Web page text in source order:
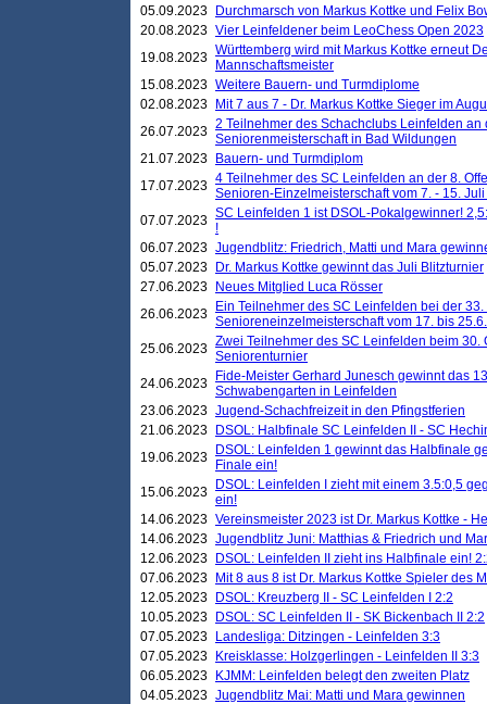
05.09.2023
Durchmarsch von Markus Kottke und Felix
20.08.2023 Vier Leinfeldener beim LeoChess Open 2023
19.08.2023 Württemberg wird mit Markus Kottke erneut
Mannschaftsmeister
15.08.2023 Weitere Bauern- und Turmdiplome
02.08.2023
Mit 7 aus 7 - Dr. Markus Kottke Sieger im
26.07.2023 2 Teilnehmer des Schachclubs Leinfelden an
Seniorenmeisterschaft in Bad Wildungen
21.07.2023
Bauern- und Turmdiplom
17.07.2023 4 Teilnehmer des SC Leinfelden an der 8.
Senioren-Einzelmeisterschaft vom 7. - 15.
07.07.2023 SC Leinfelden 1 ist DSOL-Pokalgewinner!
!
06.07.2023 Jugendblitz: Friedrich, Matti und Mara
05.07.2023
Dr. Markus Kottke gewinnt das Juli Blitzturnier
27.06.2023
Neues Mitglied Luca Rösser
26.06.2023
Ein Teilnehmer des SC Leinfelden bei der
Senioreneinzelmeisterschaft vom 17. bis
25.06.2023 Zwei Teilnehmer des SC Leinfelden beim
Seniorenturnier
24.06.2023
Fide-Meister Gerhard Junesch gewinnt das
Schwabengarten in Leinfelden
23.06.2023 Jugend-Schachfreizeit in den Pfingstferien
21.06.2023
DSOL: Halbfinale SC Leinfelden II - SC
19.06.2023
DSOL: Leinfelden 1 gewinnt das Halbfinale
Finale ein!
15.06.2023
DSOL: Leinfelden I zieht mit einem 3.5:0,5
ein!
14.06.2023 Vereinsmeister 2023 ist Dr. Markus Kottke -
14.06.2023 Jugendblitz Juni: Matthias & Friedrich und
12.06.2023
DSOL: Leinfelden II zieht ins Halbfinale ein!
07.06.2023
Mit 8 aus 8 ist Dr. Markus Kottke Spieler des
12.05.2023
DSOL: Kreuzberg II - SC Leinfelden I 2:2
10.05.2023
DSOL: SC Leinfelden II - SK Bickenbach II 2:2
07.05.2023
Landesliga: Ditzingen - Leinfelden 3:3
07.05.2023
Kreisklasse: Holzgerlingen - Leinfelden II 3:3
06.05.2023
KJMM: Leinfelden belegt den zweiten Platz
04.05.2023 Jugendblitz Mai: Matti und Mara gewinnen